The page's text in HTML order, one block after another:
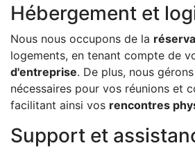
Hébergement et
Nous nous occupons de la
logements, en tenant compte de
d'entreprise. De plus, nous
nécessaires pour vos réunions et
facilitant ainsi vos rencontres
Support et